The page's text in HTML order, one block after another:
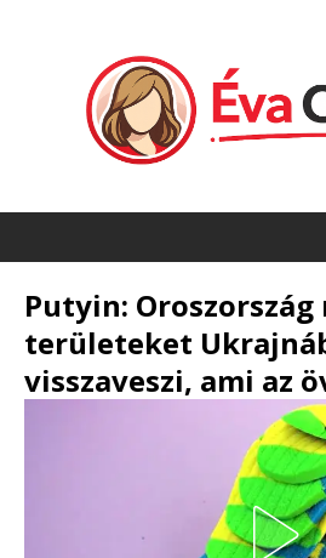
Putyin:
területeket
visszaveszi, ami az